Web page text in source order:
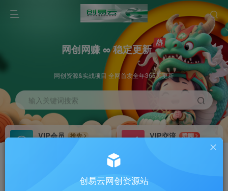
网创网赚 ∞ 稳定更新
网创资源&实战项目 全网首发全年365天更新
输入关键词搜索
VIP会员
抢先
VIP交流
群聊
研究探讨更多创业项目路子。
会员专属推广链接创易云网创资源站